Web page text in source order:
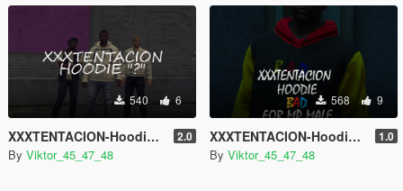
540 6
XXXTENTACION-Hoodie for mp male 2.0
By Viktor_45_47_48
568 9
XXXTENTACION-Hoodie BAD for mp male 1.0
By Viktor_45_47_48